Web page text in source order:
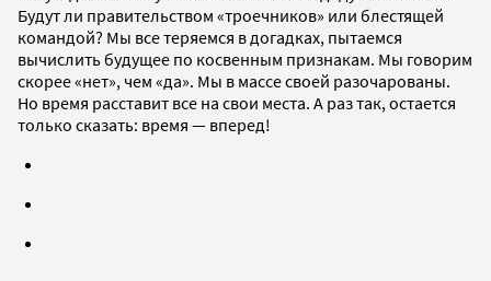
Будут ли правительством «троечников» или блестящей
командой? Мы все теряемся в догадках, пытаемся
вычислить будущее по косвенным признакам. Мы говорим
скорее «нет», чем «да». Мы в массе своей разочарованы.
Но время расставит все на свои места. А раз так, остается
только сказать: время — вперед!